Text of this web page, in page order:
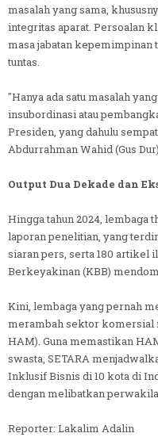
masalah yang sama,
integritas aparat. Persoalan
masa jabatan kepemimpinan
tuntas.
"Hanya ada satu masalah
insubordinasi atau
Presiden, yang dahulu
Abdurrahman Wahid (Gus
Output Dua Dekade dan
Hingga tahun 2024, lembaga
laporan penelitian, yang
siaran pers, serta 180 artikel
Berkeyakinan (KBB)
Kini, lembaga yang pernah
merambah sektor komersial
HAM). Guna memastikan
swasta, SETARA
Inklusif Bisnis di 10 kota di
dengan melibatkan
Reporter: Lakalim Adalin